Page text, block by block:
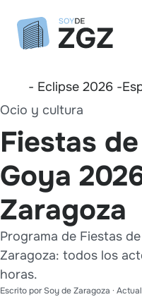
- Eclipse 2026 -
Ocio y cultura
Fiestas
Goya
Zaragoza
Programa de Fiestas
Zaragoza: todos los
horas.
Escrito porSoy de Zaragoza ·